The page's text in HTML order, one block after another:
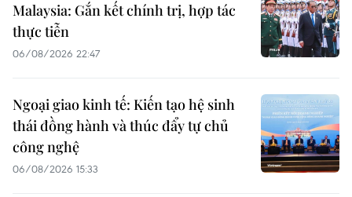
Malaysia: Gắn kết chính trị, hợp tác
thực tiễn
06/08/2026 22:47
Ngoại giao kinh tế: Kiến tạo hệ sinh
thái đồng hành và thúc đẩy tự chủ
công nghệ
06/08/2026 15:33